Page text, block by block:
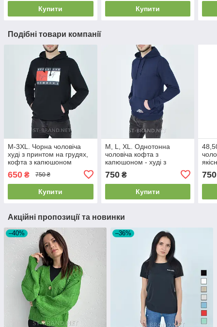
Купити Купити
Подібні товари компанії
M-3XL. Чорна чоловіча
худі з принтом на грудях,
кофта з капюшоном
трикотаж двунитка
650 ₴ 750 ₴
Купити
M, L, XL. Однотонна
чоловіча кофта з
капюшоном - худі з
трикотажу - темно-синя
750₴
Купити
750
Акційні пропозиції та новинки
–40% –36%